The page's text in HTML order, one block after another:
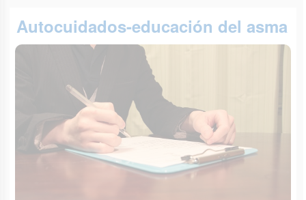
Autocuidados-educación del asma